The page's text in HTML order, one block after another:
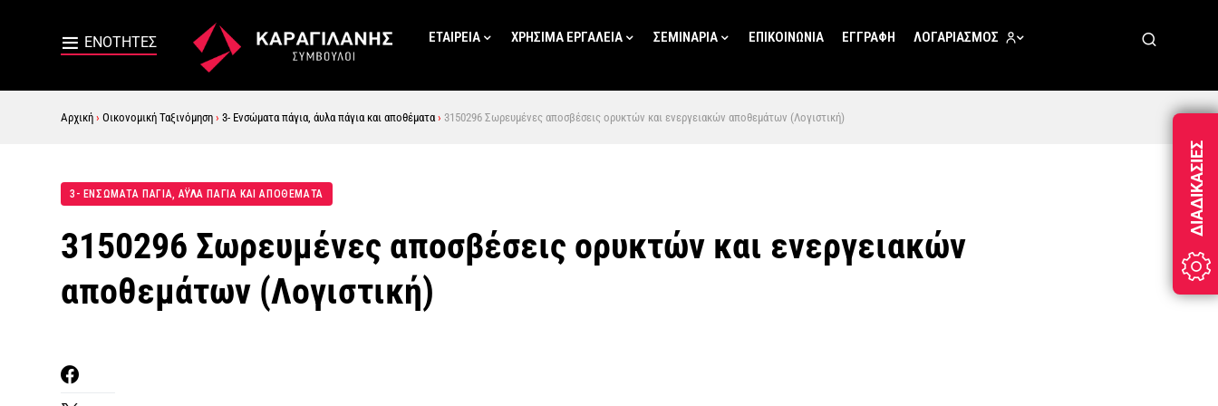
ΕΤΑΙΡΕΊΑ ΧΡΗΣΙΜΑ ΕΡΓΑΛΕΙΑ ΣΕΜΙΝΑΡΙΑ ΕΠΙΚΟΙΝΩΝΊΑ ΕΓΓΡΑΦΉ ΛΟΓΑΡΙΑΣΜΌΣ
Αρχική › Οικονομική Ταξινόμηση › 3- Ενσώματα πάγια, άυλα πάγια και αποθέματα › 3150296 Σωρευμένες αποσβέσεις ορυκτών και ενεργειακών αποθεμάτων (Λογιστική)
3- ΕΝΣΏΜΑΤΑ ΠΆΓΙΑ, ΆΥΛΑ ΠΆΓΙΑ ΚΑΙ ΑΠΟΘΈΜΑΤΑ
3150296 Σωρευμένες αποσβέσεις ορυκτών και ενεργειακών
αποθεμάτων (Λογιστική)
ΔΙΑΔΙΚΑΣΊΕΣ